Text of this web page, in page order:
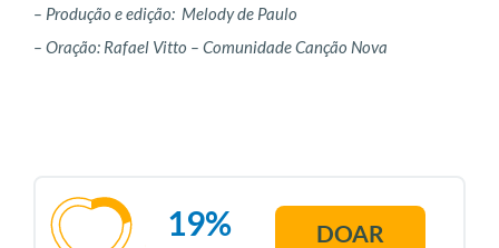
– Produção e edição: Melody de Paulo
– Oração: Rafael Vitto – Comunidade Canção Nova
19% DOAR